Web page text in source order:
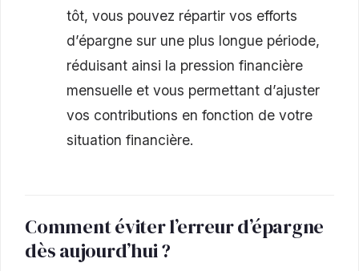
tôt, vous pouvez répartir vos efforts
d’épargne sur une plus longue période,
réduisant ainsi la pression financière
mensuelle et vous permettant d’ajuster
vos contributions en fonction de votre
situation financière.
Comment éviter l’erreur d’épargne
dès aujourd’hui ?